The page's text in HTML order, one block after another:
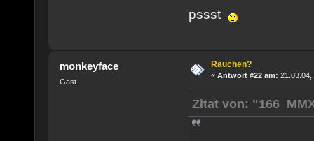
pssst
monkeyface
Gast
Rauchen?
« Antwort #22 am: 21.03.04,
Zitat von: